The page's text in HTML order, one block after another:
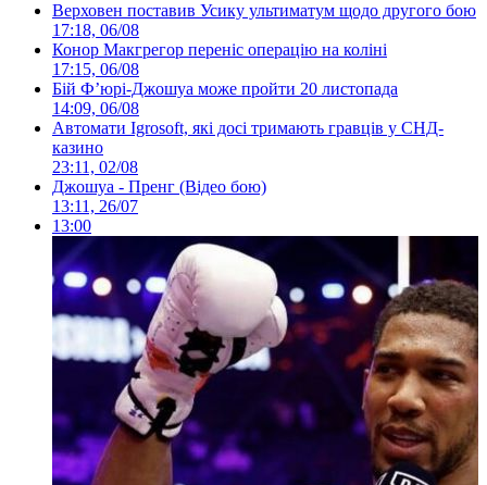
Верховен поставив Усику ультиматум щодо другого бою
17:18, 06/08
Конор Макгрегор переніс операцію на коліні
17:15, 06/08
Бій Ф’юрі-Джошуа може пройти 20 листопада
14:09, 06/08
Автомати Igrosoft, які досі тримають гравців у СНД-
казино
23:11, 02/08
Джошуа - Пренг (Відео бою)
13:11, 26/07
13:00